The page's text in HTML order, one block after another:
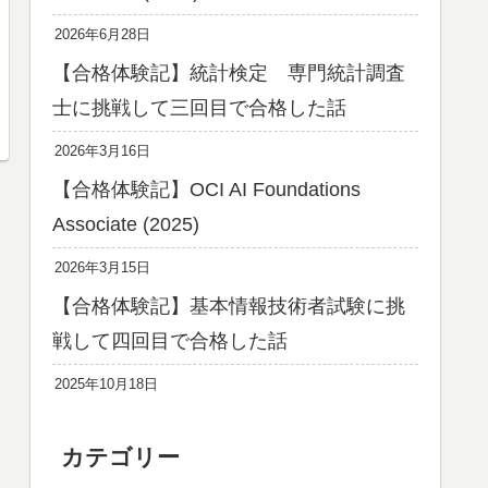
2026年6月28日
【合格体験記】統計検定 専門統計調査
士に挑戦して三回目で合格した話
2026年3月16日
【合格体験記】OCI AI Foundations
Associate (2025)
2026年3月15日
【合格体験記】基本情報技術者試験に挑
戦して四回目で合格した話
2025年10月18日
カテゴリー